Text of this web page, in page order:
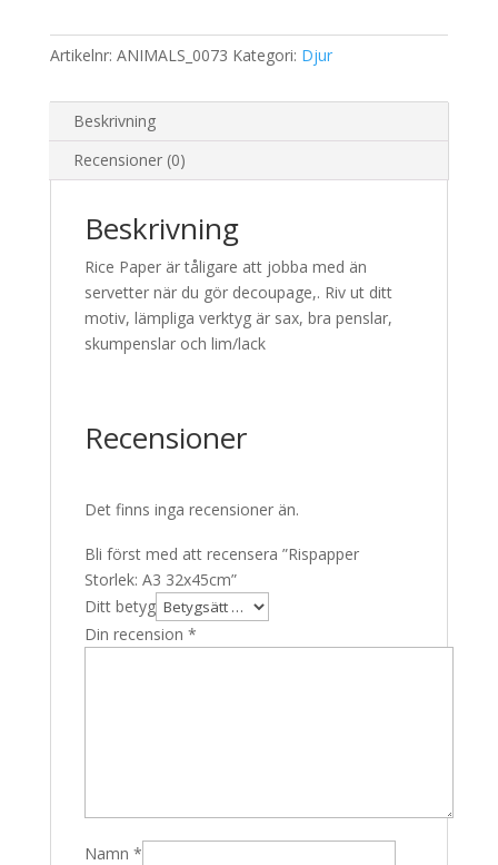
Artikelnr: ANIMALS_0073 Kategori: Djur
Beskrivning
Recensioner (0)
Beskrivning
Rice Paper är tåligare att jobba med än
servetter när du gör decoupage,. Riv ut ditt
motiv, lämpliga verktyg är sax, bra penslar,
skumpenslar och lim/lack
Recensioner
Det finns inga recensioner än.
Bli först med att recensera ”Rispapper
Storlek: A3 32x45cm”
Ditt betyg
Din recension *
Namn *